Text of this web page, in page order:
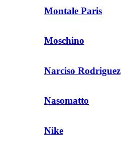
Montale Paris
Moschino
Narciso Rodriguez
Nasomatto
Nike